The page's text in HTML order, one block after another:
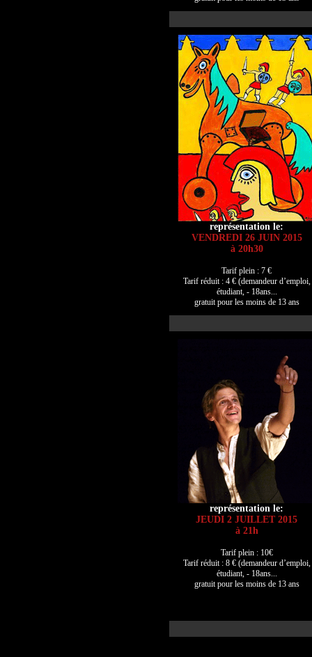
représentation le:
VENDREDI 26 JUIN 2015
à 20h30
Tarif plein : 7 €
Tarif réduit : 4 € (demandeur d’emploi,
étudiant, - 18ans...
gratuit pour les moins de 13 ans
représentation le:
JEUDI 2 JUILLET 2015
à 21h
Tarif plein : 10€
Tarif réduit : 8 € (demandeur d’emploi,
étudiant, - 18ans...
gratuit pour les moins de 13 ans